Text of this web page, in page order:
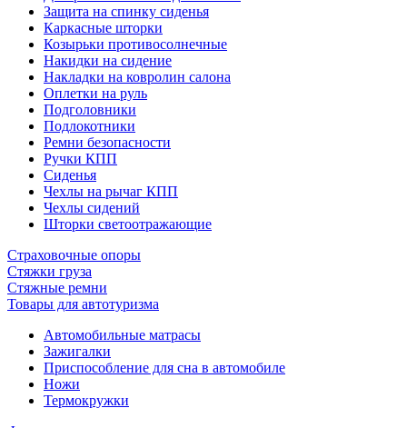
Защита на спинку сиденья
Каркасные шторки
Козырьки противосолнечные
Накидки на сидение
Накладки на ковролин салона
Оплетки на руль
Подголовники
Подлокотники
Ремни безопасности
Ручки КПП
Сиденья
Чехлы на рычаг КПП
Чехлы сидений
Шторки светоотражающие
Страховочные опоры
Стяжки груза
Стяжные ремни
Товары для автотуризма
Автомобильные матрасы
Зажигалки
Приспособление для сна в автомобиле
Ножи
Термокружки